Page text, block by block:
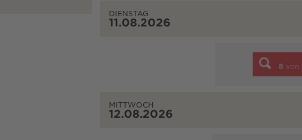
DIENSTAG
11.08.2026
8 von
MITTWOCH
12.08.2026